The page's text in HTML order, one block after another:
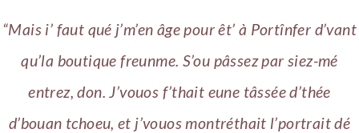
“Mais i’ faut qué j’m’en âge pour êt’ à Portînfer d’vant
qu’la boutique freunme. S’ou pâssez par siez-mé
entrez, don. J’vouos f’thait eune tâssée d’thée
d’bouan tchoeu, et j’vouos montréthait l’portrait dé